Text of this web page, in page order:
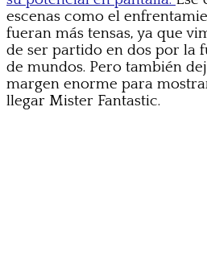
escenas como el
fueran más tensas, ya que
de ser partido en dos por la
de mundos. Pero también
margen enorme para
llegar Mister Fantastic.